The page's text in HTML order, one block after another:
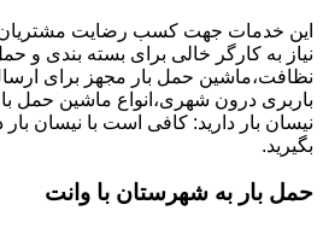
این خدمات جهت کسب رضایت مشتریان
نیاز به کارگر خالی برای بسته بندی و
نظافت،ماشین حمل بار مجهز برای
باربری درون شهری،انواع ماشین حمل
نیسان بار دارید: کافی است با نیسان
بگیرید.
حمل بار به شهرستان با وانت